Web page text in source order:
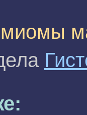
миомы